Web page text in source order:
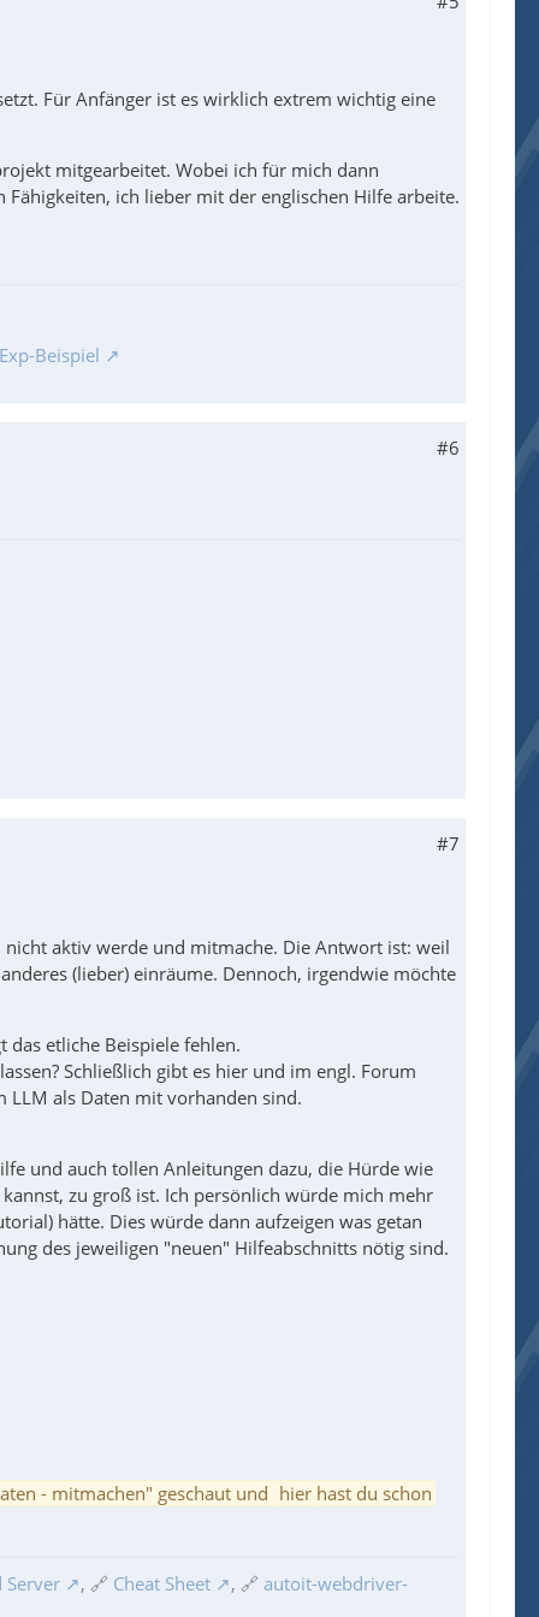
Für Anfänger ist es wirklich extrem wichtig eine
mitgearbeitet. Wobei ich für mich dann
ich lieber mit der englischen Hilfe arbeite.
Beispiel
#6
#7
aktiv werde und mitmache. Die Antwort ist: weil
(lieber) einräume. Dennoch, irgendwie möchte
das etliche Beispiele fehlen.
Schließlich gibt es hier und im engl. Forum
LLM als Daten mit vorhanden sind.
und auch tollen Anleitungen dazu, die Hürde wie
zu groß ist. Ich persönlich würde mich mehr
hätte. Dies würde dann aufzeigen was getan
des jeweiligen "neuen" Hilfeabschnitts nötig sind.
- mitmachen" geschaut und hier hast du schon
Server , 🔗 Cheat Sheet , 🔗 autoit-webdriver-